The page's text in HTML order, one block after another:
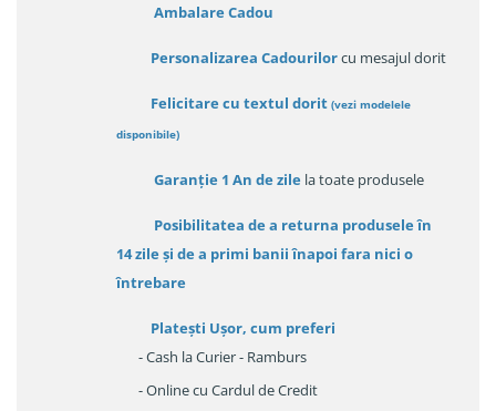
Ambalare Cadou
Personalizarea Cadourilorcu mesajul dorit
Felicitare cu textul dorit (vezi modelele
disponibile)
Garanție 1 An de zile la toate produsele
Posibilitatea de a returna produsele în
14 zileși de a primi banii înapoi fara nici o
întrebare
Platești Ușor, cum preferi
- Cash la Curier - Ramburs
- Online cu Cardul de Credit